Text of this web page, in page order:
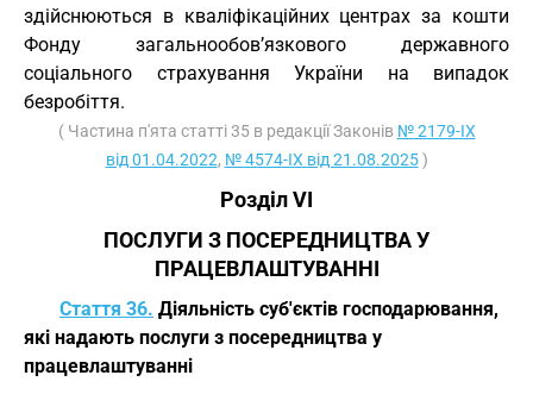
здійснюються в кваліфікаційних центрах за кошти
Фонду загальнообов’язкового державного
соціального страхування України на випадок
безробіття.
( Частина п'ята статті 35 в редакції Законів № 2179-IX
від 01.04.2022, № 4574-IX від 21.08.2025)
Розділ VI
ПОСЛУГИ З ПОСЕРЕДНИЦТВА У
ПРАЦЕВЛАШТУВАННІ
Стаття 36. Діяльність суб'єктів господарювання,
які надають послуги з посередництва у
працевлаштуванні